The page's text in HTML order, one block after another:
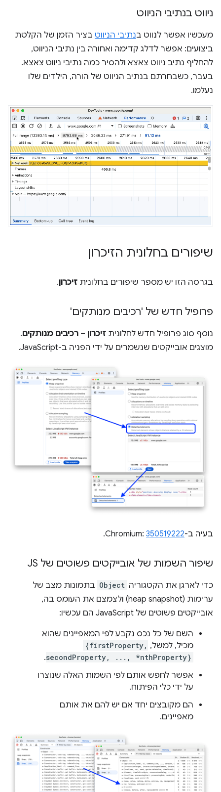
ניווט בנתיבי הניווט
מעכשיו אפשר לנווט בנתיבי הניווט בציר הזמן של הקלטת
ביצועים: אפשר לדלג קדימה ואחורה בין נתיבי הניווט,
להחליף נתיב ניווט צאצא ולהסיר כמה נתיבי ניווט צאצא.
בעבר, כשבחרתם בנתיב הניווט של הורה, הילדים שלו
נעלמו.
שיפורים בחלונית הזיכרון
בגרסה הזו יש מספר שיפורים בחלונית זיכרון.
פרופיל חדש של 'רכיבים מנותקים'
נוסף סוג פרופיל חדש לחלונית זיכרון – רכיבים מנותקים.
מוצגים אובייקטים שנשמרים על ידי הפניה ב-JavaScript.
בעיה ב-Chromium:350519222
.
שיפור השמות של אובייקטים פשוטים של JS
כדי לארגן את הקטגוריה Object בתמונות מצב של
ערימות (heap snapshot) ולצמצם את העומס בה,
אובייקטים פשוטים של JavaScript הם עכשיו:
השם של כל נכס נקבע לפי המאפיינים שהוא
מכיל, למשל, {firstProperty,
secondProperty, ..., *nthProperty}
.
אפשר לחפש אותם לפי השמות האלה שנוצרו
על ידי כלי הפיתוח.
הם מקובצים יחד אם יש להם את אותם
מאפיינים.